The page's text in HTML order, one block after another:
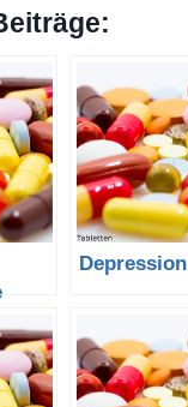
Depression